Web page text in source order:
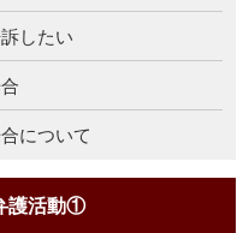
したい
について
護活動①